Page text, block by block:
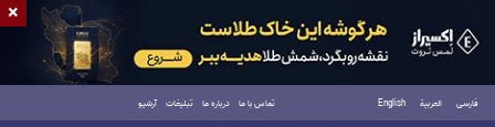
فارسی العربية English تماس با ما درباره ما تبلیغات آرشیو
×